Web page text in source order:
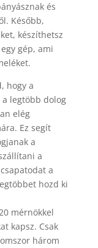
és
Később,
készíthetsz
gép, ami
hogy a
a legtöbb dolog
elég
Ez segít
a
a
a
hozd ki
mérnökkel
kapsz. Csak
három